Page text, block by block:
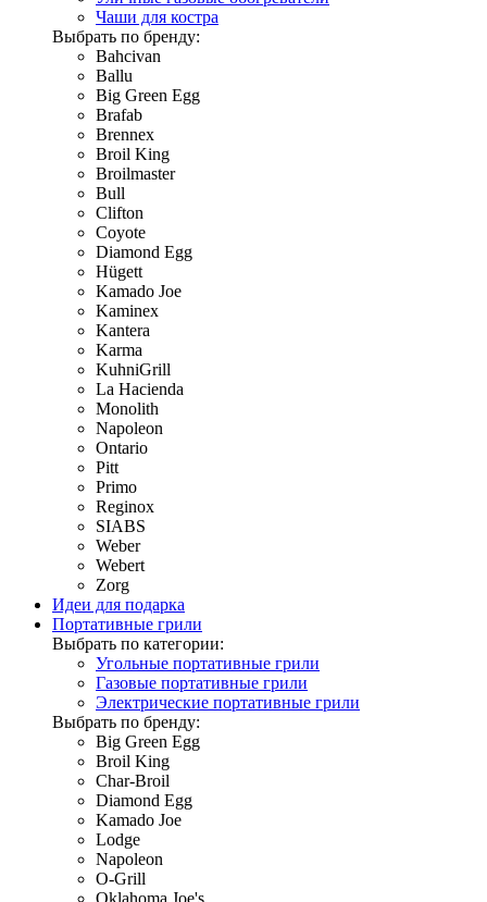
Чаши для костра
Выбрать по бренду:
Bahcivan
Ballu
Big Green Egg
Brafab
Brennex
Broil King
Broilmaster
Bull
Clifton
Coyote
Diamond Egg
Hügett
Kamado Joe
Kaminex
Kantera
Karma
KuhniGrill
La Hacienda
Monolith
Napoleon
Ontario
Pitt
Primo
Reginox
SIABS
Weber
Webert
Zorg
Идеи для подарка
Портативные грили
Выбрать по категории:
Угольные портативные грили
Газовые портативные грили
Электрические портативные грили
Выбрать по бренду:
Big Green Egg
Broil King
Char-Broil
Diamond Egg
Kamado Joe
Lodge
Napoleon
O-Grill
Oklahoma Joe's